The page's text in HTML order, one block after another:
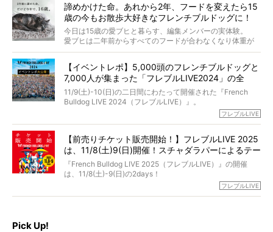
くれる？」
さらには、霊感がない人でも愛犬が成仏したことを知る方
法まで。
お笑い芸人だからこそ暗くなりすぎない、むしろ心がスッ
と軽くなる。
永久保存版のスペシャル対談です！
た。
僧侶としての名は「靖賢（せいけん）」。
当時54歳という年齢にして、なぜ動物専門僧侶という道を
選んだのか。
また、愛犬の旅立ちとどのように向き合うべきなのか。
た。
諦めかけた命。あれから2年、フードを変えたら15
歳の今もお散歩大好きなフレンチブルドッグに！
今日は15歳の愛ブヒと暮らす、編集メンバーの実体験。
愛ブヒは二年前からすべてのフードが合わなくなり体重が
激減。検査をしても異常はなく「年齢のせいですね…」と言
もう諦めるしかないのかな…そんなとき、我が家に届いたの
が「THE fu-do(ザ・フード)」の試食品でした。
そして「THE fu-do(ザ・フード)」を食べつづけて二年、愛
ブヒは15歳になり、今も元気にお散歩をしています。
今回は、二年前の絶望から今までを包み隠さず、時系列で
【イベントレポ】5,000頭のフレンチブルドッグと
7,000人が集まった「フレブルLIVE2024」の全
貌！
11/9(土)-10(日)の二日間にわたって開催された『French
Bulldog LIVE 2024（フレブルLIVE）』。
今年はのべ5,000頭のフレンチブルドッグと7,000人のフレ
day1の司会はフレブルラバーのロッチさん。day2の音楽フ
ェスには世代ど真ん中のPUFFYが出演するなど、例年以上
に豪華なラインナップ。
北は北海道、南は鹿児島県から。全国のフレンチブルドッ
グが一堂に会した「フレブルLIVE2024」の模様を、詳しく
フレブルLIVE
【前売りチケット販売開始！】フレブルLIVE 2025
は、11/8(土)9(日)開催！スチャダラパーによるテー
マソング制作も決定
『French Bulldog LIVE 2025（フレブルLIVE）』の開催
は、11/8(土)-9(日)の2days！
お得な前売りチケット、いよいよ販売スタートです！フレブルLIVE
Pick Up!